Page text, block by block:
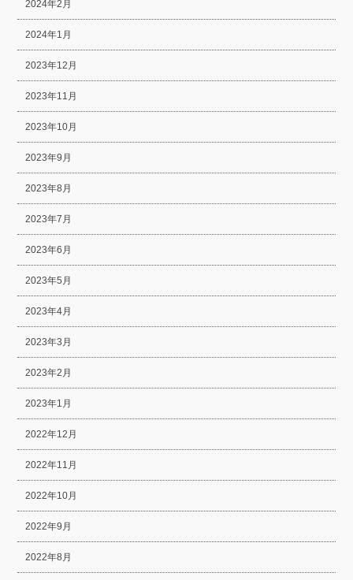
2024年2月
2024年1月
2023年12月
2023年11月
2023年10月
2023年9月
2023年8月
2023年7月
2023年6月
2023年5月
2023年4月
2023年3月
2023年2月
2023年1月
2022年12月
2022年11月
2022年10月
2022年9月
2022年8月